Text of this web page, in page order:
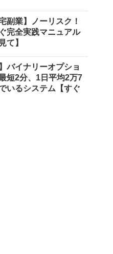
副業】ノーリスク！
完全実践マニュアル
て】
バイナリーオプショ
短2分、1日平均2万7
いるシステム【すぐ